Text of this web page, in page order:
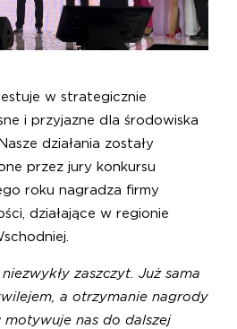
w strategicznie
i przyjazne dla środowiska
działania zostały
przez jury konkursu
roku nagradza firmy
działające w regionie
zaszczyt. Już sama
a otrzymanie nagrody
nas do dalszej